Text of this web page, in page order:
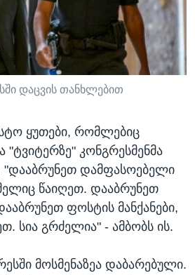
დაცვის თანხლებით
ყუთები, რომლებიც
კონგრესმენმა
"დააბრუნეთ დამფასოებელი
წაიღეთ. დააბრუნეთ
ფოსტის მანქანები,
სია გრძელია" - ამბობს ის.
მოსმენაზეა დაბარებული.